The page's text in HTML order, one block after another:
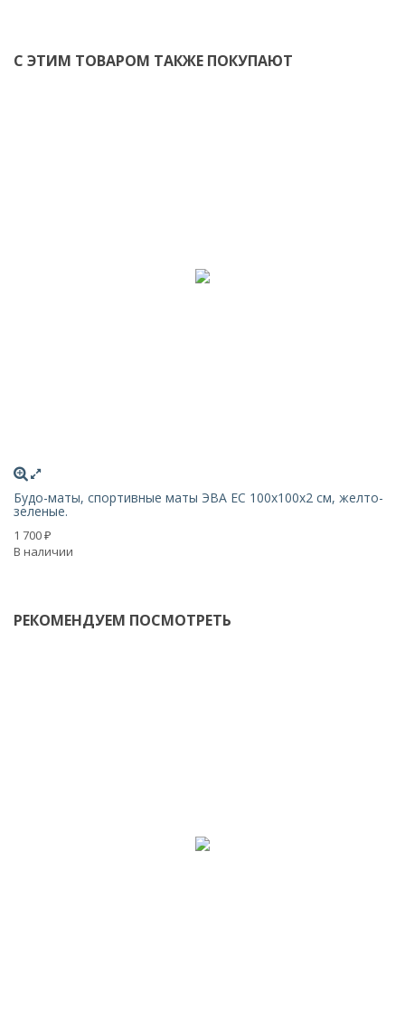
С ЭТИМ ТОВАРОМ ТАКЖЕ ПОКУПАЮТ
Будо-маты, спортивные маты ЭВА EC 100х100x2 см, желто-
зеленые.
1 700 ₽
В наличии
РЕКОМЕНДУЕМ ПОСМОТРЕТЬ